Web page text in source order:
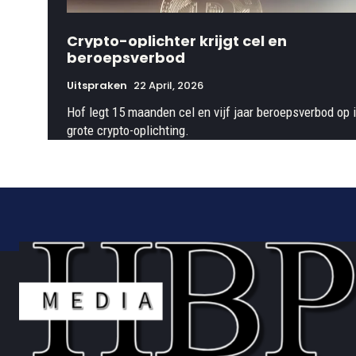
Crypto-oplichter krijgt cel en
beroepsverbod
Uitspraken 22 April, 2026
Hof legt 15 maanden cel en vijf jaar beroepsverbod op
grote crypto-oplichting.